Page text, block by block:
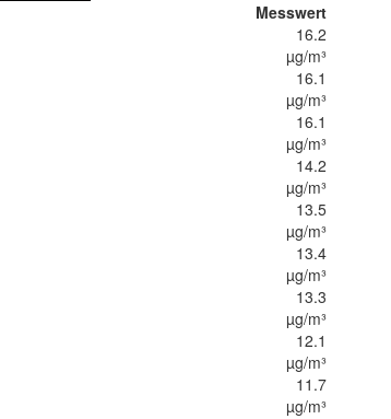
Messwert
16.2
µg/m³
16.1
µg/m³
16.1
µg/m³
14.2
µg/m³
13.5
µg/m³
13.4
µg/m³
13.3
µg/m³
12.1
µg/m³
11.7
µg/m³